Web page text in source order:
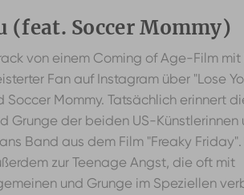
(feat. Soccer Mommy)
von einem Coming of Age-Film mit
Fan auf Instagram über "Lose
Soccer Mommy. Tatsächlich erinnert
Grunge der beiden US-Künstlerinnen
Band aus dem Film "Freaky Friday".
zur Teenage Angst, die oft mit
und Grunge im Speziellen